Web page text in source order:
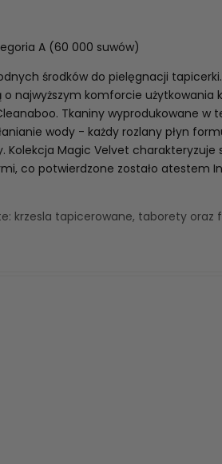
A (60 000 suwów)
środków do pielęgnacji
o najwyższym komforcie użytkowania
Tkaniny wyprodukowane w
wody - każdy rozlany płyn
Kolekcja Magic Velvet charakteryzuje
co potwierdzone zostało atestem
krzesla tapicerowane, taborety oraz